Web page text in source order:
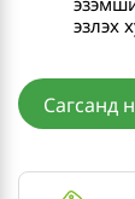
эзлэх
Сагсанд